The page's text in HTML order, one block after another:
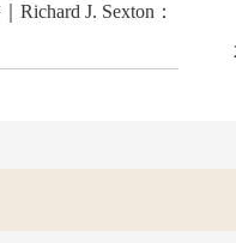
Richard J. Sexton：2026-03-